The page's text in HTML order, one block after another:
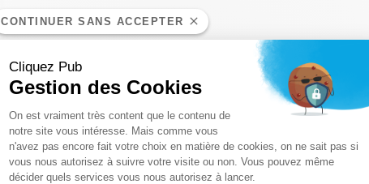
CONTINUER SANS ACCEPTER
Cliquez Pub
Gestion des Cookies
Plateforme de Gestion du
On est vraiment très content que le contenu de
notre site vous intéresse. Mais comme vous
n'avez pas encore fait votre choix en matière de cookies, on ne sait pas si
vous nous autorisez à suivre votre visite ou non. Vous pouvez même
décider quels services vous nous autorisez à lancer.
Axeptio consent